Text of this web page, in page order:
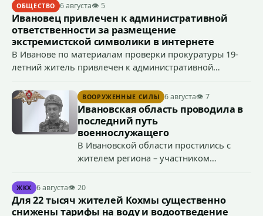
ОБЩЕСТВО 6 августа👁 5
Ивановец привлечен к административной
ответственности за размещение
экстремистской символики в интернете
В Иванове по материалам проверки прокуратуры 19-
летний житель привлечен к административной
демонстрирование символики экстремистской
организации, если эти действия не содержат признаков
уголовно наказуемого деяния) за размещение
экстремистской символики в сети Интернет.
ВООРУЖЕННЫЕ СИЛЫ 6 августа👁 7
Ивановская область проводила в
последний путь
военнослужащего
В Ивановской области простились с
жителем региона – участником
Антоном Тумановым.
ЖКХ 6 августа👁 20
Для 22 тысяч жителей Кохмы существенно
снижены тарифы на воду и водоотведение